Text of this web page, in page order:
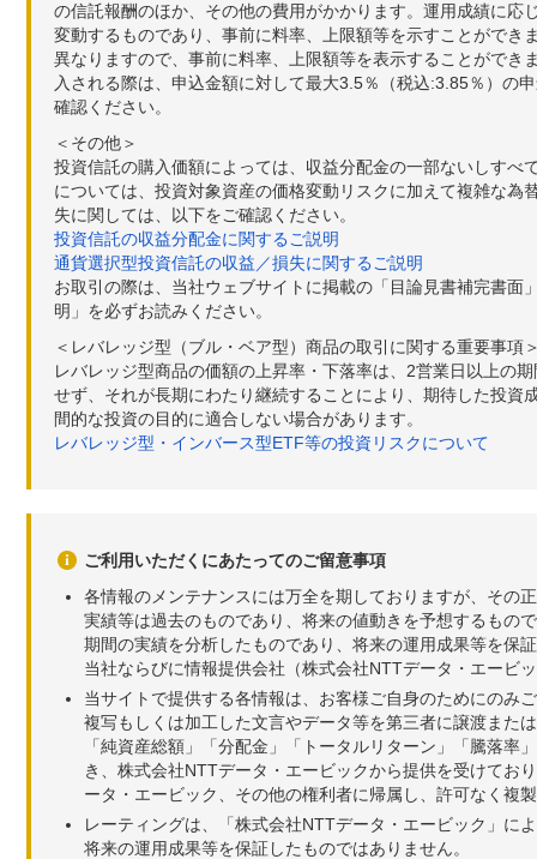
の信託報酬のほか、その他の費用がかかります。運用成績に
変動するものであり、事前に料率、上限額等を示すことがで
異なりますので、事前に料率、上限額等を表示することがで
入される際は、申込金額に対して最大3.5％（税込:3.85％）の
確認ください。
＜その他＞
投資信託の購入価額によっては、収益分配金の一部ないしす
については、投資対象資産の価格変動リスクに加えて複雑な
失に関しては、以下をご確認ください。
投資信託の収益分配金に関するご説明
通貨選択型投資信託の収益／損失に関するご説明
お取引の際は、当社ウェブサイトに掲載の「目論見書補完書
明」を必ずお読みください。
＜レバレッジ型（ブル・ベア型）商品の取引に関する重要事項
レバレッジ型商品の価額の上昇率・下落率は、2営業日以上の
せず、それが長期にわたり継続することにより、期待した投
間的な投資の目的に適合しない場合があります。
レバレッジ型・インバース型ETF等の投資リスクについて
ご利用いただくにあたってのご留意事項
各情報のメンテナンスには万全を期しておりますが、その
実績等は過去のものであり、将来の値動きを予想するもの
期間の実績を分析したものであり、将来の運用成果等を保
当社ならびに情報提供会社（株式会社NTTデータ・エービ
当サイトで提供する各情報は、お客様ご自身のためにのみ
複写もしくは加工した文言やデータ等を第三者に譲渡また
「純資産総額」「分配金」「トータルリターン」「騰落
き、株式会社NTTデータ・エービックから提供を受けてお
ータ・エービック、その他の権利者に帰属し、許可なく複
レーティングは、「株式会社NTTデータ・エービック」に
将来の運用成果等を保証したものではありません。